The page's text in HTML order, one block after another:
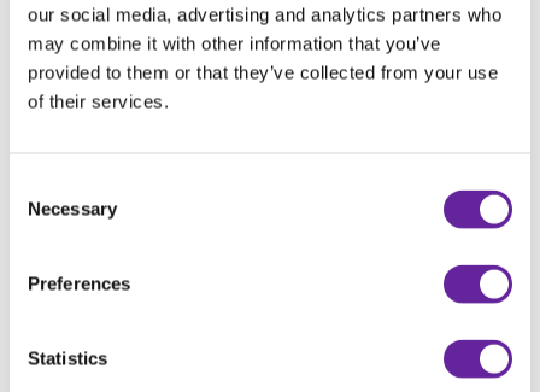
our social media, advertising and analytics partners who
may combine it with other information that you’ve
provided to them or that they’ve collected from your use
of their services.
Selection
Necessary
Preferences
Statistics